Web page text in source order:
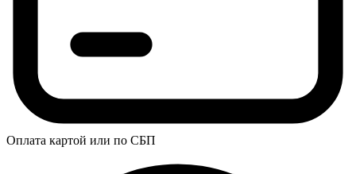
Оплата картой или по СБП